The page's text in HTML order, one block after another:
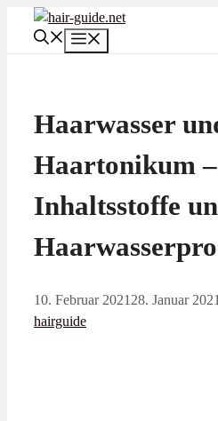
Inhalt
Haarwasser
Haartonikum –
Inhaltsstoffe
10. Februar 202128. Januar
hairguide